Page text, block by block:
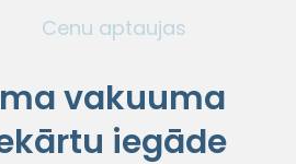
Cenu aptaujas
vakuuma
iegāde